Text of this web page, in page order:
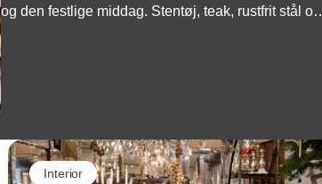
og den festlige middag. Stentøj, teak, rustfrit stål og
Interior